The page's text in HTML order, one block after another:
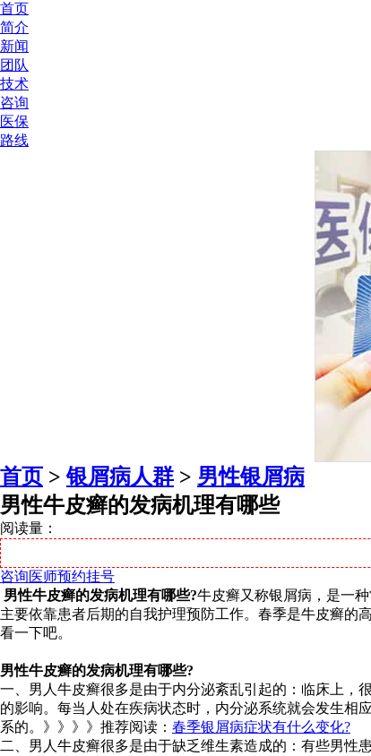
首页
简介
新闻
团队
技术
咨询
医保
路线
首页 >银屑病人群 > 男性银屑病
男性牛皮癣的发病机理有哪些
阅读量：
咨询医师预约挂号
男性牛皮癣的发病机理有哪些?牛皮癣又称银屑病，是一
主要依靠患者后期的自我护理预防工作。春季是牛皮癣的
看一下吧。
男性牛皮癣的发病机理有哪些?
一、男人牛皮癣很多是由于内分泌紊乱引起的：临床上，
的影响。每当人处在疾病状态时，内分泌系统就会发生相
系的。》》》》推荐阅读： 春季银屑病症状有什么变化?
二、男人牛皮癣很多是由于缺乏维生素造成的：有些男性